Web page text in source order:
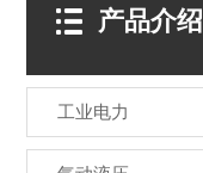
产品介绍
工业电力